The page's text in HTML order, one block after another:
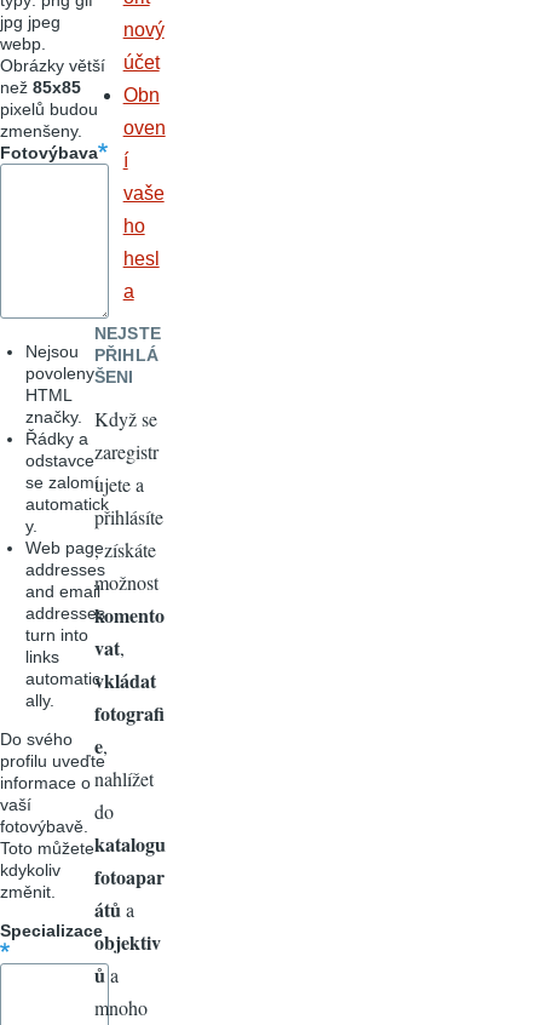
jpg jpeg
webp.
Obrázky větší
než 85x85
pixelů budou
zmenšeny.
Fotovýbava
Nejsou
povoleny
HTML
značky.
Řádky a
odstavce
se zalomí
automatick
y.
Web page
addresses
and email
addresses
turn into
links
automatic
ally.
Do svého
profilu uveďte
informace o
vaší
fotovýbavě.
Toto můžete
kdykoliv
změnit.
Specializace
nový
účet
Obn
oven
í
vaše
ho
hesl
a
NEJSTE
PŘIHLÁ
ŠENI
Když se
zaregistr
ujete a
přihlásíte
, získáte
možnost
komento
vat,
vkládat
fotografi
e,
nahlížet
do
katalogu
fotoapar
átů a
objektiv
ůa
mnoho